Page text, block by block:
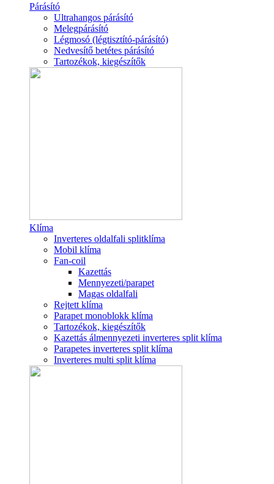
Párásító
Ultrahangos párásító
Melegpárásító
Légmosó (légtisztító-párásító)
Nedvesítő betétes párásító
Tartozékok, kiegészítők
Klíma
Inverteres oldalfali splitklíma
Mobil klíma
Fan-coil
Kazettás
Mennyezeti/parapet
Magas oldalfali
Rejtett klíma
Parapet monoblokk klíma
Tartozékok, kiegészítők
Kazettás álmennyezeti inverteres split klíma
Parapetes inverteres split klíma
Inverteres multi split klíma